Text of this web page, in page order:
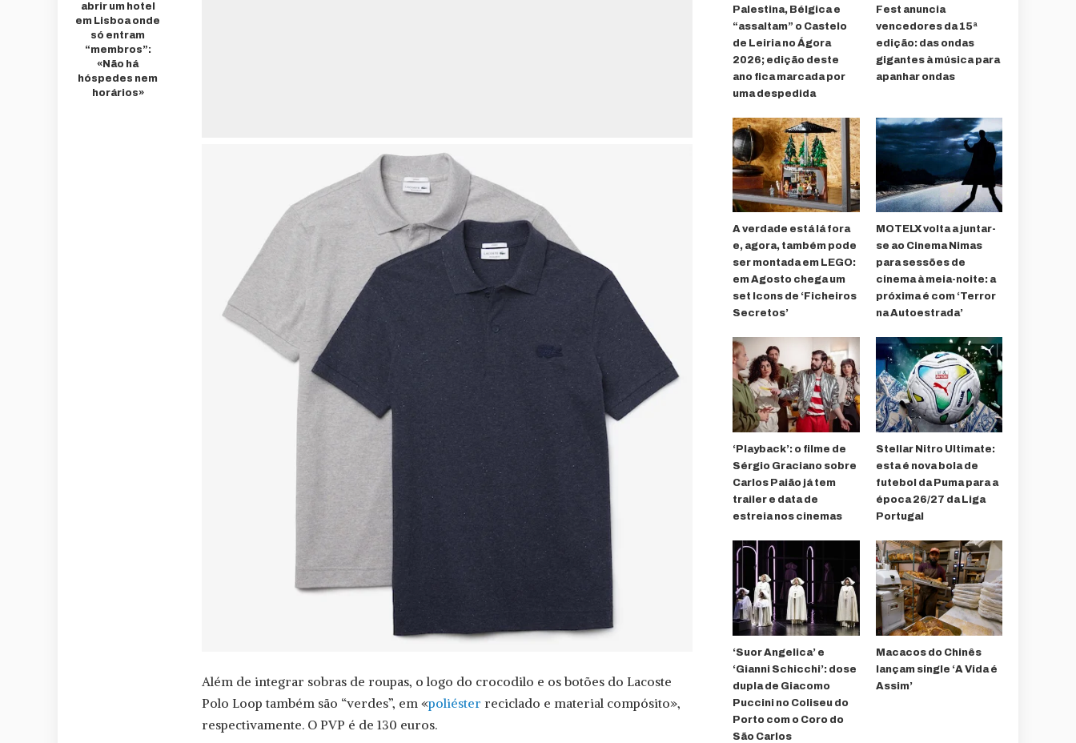
abrir um hotel
em Lisboa onde
só entram
“membros”:
«Não há
hóspedes nem
horários»
Além de integrar sobras de roupas, o logo do crocodilo e os botões do Lacoste
Polo Loop também são “verdes”, em «poliéster reciclado e material compósito»,
respectivamente. O PVP é de 130 euros.
Palestina, Bélgica e
“assaltam” o Castelo
de Leiria no Ágora
2026; edição deste
ano fica marcada por
uma despedida
Fest anuncia
vencedores da 15ª
edição: das ondas
gigantes à música para
apanhar ondas
A verdade está lá fora
e, agora, também pode
ser montada em LEGO:
em Agosto chega um
set Icons de ‘Ficheiros
Secretos’
MOTELX volta a juntar-
se ao Cinema Nimas
para sessões de
cinema à meia-noite: a
próxima é com ‘Terror
na Autoestrada’
‘Playback’: o filme de
Sérgio Graciano sobre
Carlos Paião já tem
trailer e data de
estreia nos cinemas
Stellar Nitro Ultimate:
esta é nova bola de
futebol da Puma para a
época 26/27 da Liga
Portugal
‘Suor Angelica’ e
‘Gianni Schicchi’: dose
dupla de Giacomo
Puccini no Coliseu do
Porto com o Coro do
São Carlos
Macacos do Chinês
lançam single ‘A Vida é
Assim’